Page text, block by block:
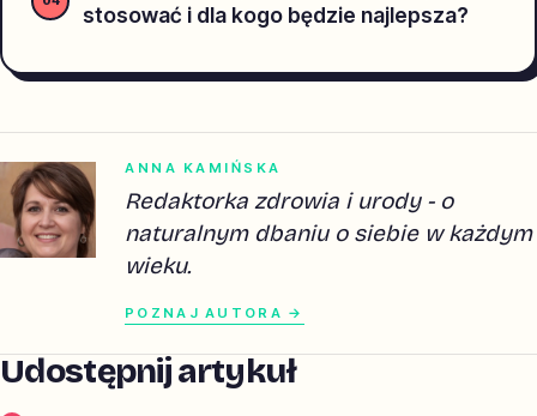
stosować i dla kogo będzie najlepsza?
ANNA KAMIŃSKA
Redaktorka zdrowia i urody - o
naturalnym dbaniu o siebie w każdym
wieku.
POZNAJ AUTORA →
Udostępnij artykuł